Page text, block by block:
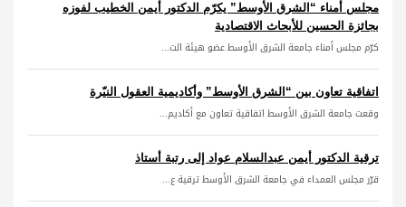
مجلس أمناء “الشرق الأوسط” يكرّم الدكتور أيمن الخطيب لفوزه
بجائزة الحسين للأبحاث الاقتصادية
كرّم مجلس أمناء جامعة الشرق الأوسط عضو هيئة الت...
اتفاقية تعاون بين “الشرق الأوسط” وأكاديمية العقول النيّرة
وقعت جامعة الشرق الأوسط اتفاقية تعاون مع أكاديم...
ترقية الدكتور أيمن عبدالسلام عواد إلى رتبة أستاذ
قرّر مجلس العمداء في جامعة الشرق الأوسط ترقية ع...